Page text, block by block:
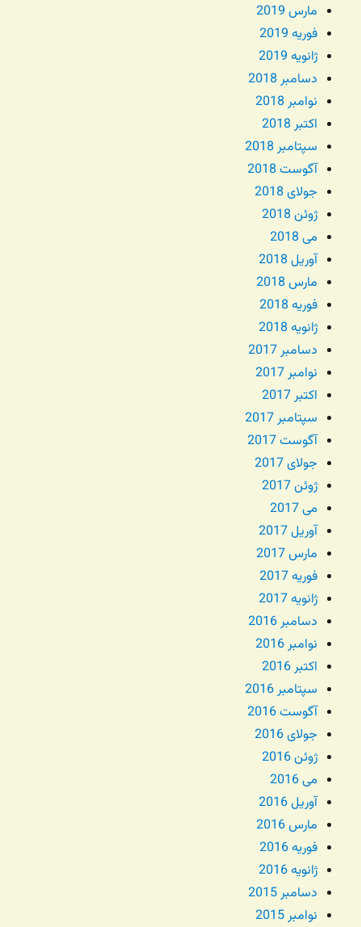
مارس 2019
فوریه 2019
ژانویه 2019
دسامبر 2018
نوامبر 2018
اکتبر 2018
سپتامبر 2018
آگوست 2018
جولای 2018
ژوئن 2018
می 2018
آوریل 2018
مارس 2018
فوریه 2018
ژانویه 2018
دسامبر 2017
نوامبر 2017
اکتبر 2017
سپتامبر 2017
آگوست 2017
جولای 2017
ژوئن 2017
می 2017
آوریل 2017
مارس 2017
فوریه 2017
ژانویه 2017
دسامبر 2016
نوامبر 2016
اکتبر 2016
سپتامبر 2016
آگوست 2016
جولای 2016
ژوئن 2016
می 2016
آوریل 2016
مارس 2016
فوریه 2016
ژانویه 2016
دسامبر 2015
نوامبر 2015